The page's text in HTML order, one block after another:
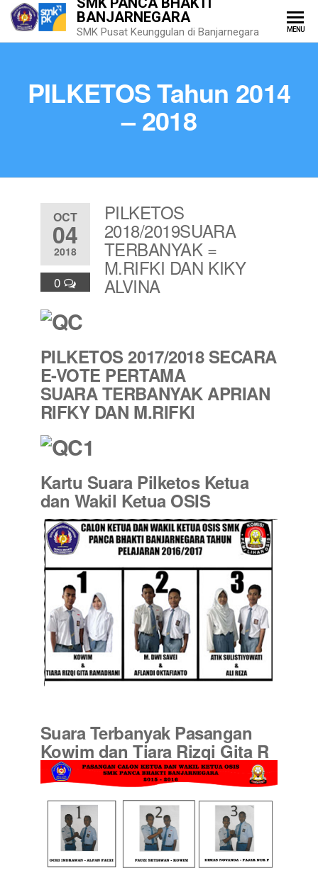
BANJARNEGARA
SMK Pusat Keunggulan di Banjarnegara MENU
PILKETOS Tahun 2014
– 2018
OCT
04
2018
0
PILKETOS
2018/2019SUARA
TERBANYAK =
M.RIFKI DAN KIKY
ALVINA
PILKETOS 2017/2018 SECARA
E-VOTE PERTAMA
SUARA TERBANYAK APRIAN
RIFKY DAN M.RIFKI
Kartu Suara Pilketos Ketua
dan Wakil Ketua OSIS
Suara Terbanyak Pasangan
Kowim dan Tiara Rizqi Gita R